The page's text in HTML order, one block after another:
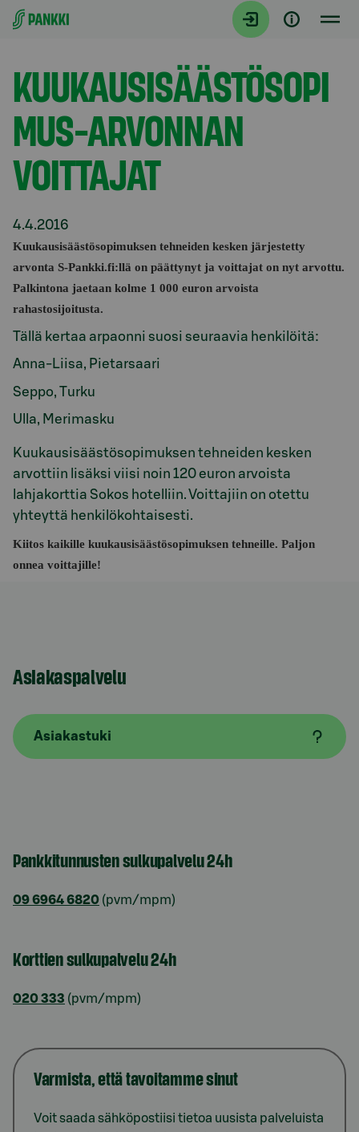
Siirry suoraan sisältöön
Tiedotteet
KUUKAUSISÄÄSTÖSOPI
MUS-ARVONNAN
VOITTAJAT
4.4.2016
Kuukausisäästösopimuksen tehneiden kesken järjestetty
arvonta S-Pankki.fi:llä on päättynyt ja voittajat on nyt arvottu.
Palkintona jaetaan kolme 1 000 euron arvoista
rahastosijoitusta.
Tällä kertaa arpaonni suosi seuraavia henkilöitä:
Anna-Liisa, Pietarsaari
Seppo, Turku
Ulla, Merimasku
Kuukausisäästösopimuksen tehneiden kesken
arvottiin lisäksi viisi noin 120 euron arvoista
lahjakorttia Sokos hotelliin. Voittajiin on otettu
yhteyttä henkilökohtaisesti.
Kiitos kaikille kuukausisäästösopimuksen tehneille. Paljon
onnea voittajille!
Asiakaspalvelu
Asiakastuki
Pankkitunnusten sulkupalvelu 24h
09 6964 6820 (pvm/mpm)
Korttien sulkupalvelu 24h
020 333 (pvm/mpm)
Varmista, että tavoitamme sinut
Voit saada sähköpostiisi tietoa uusista palveluista